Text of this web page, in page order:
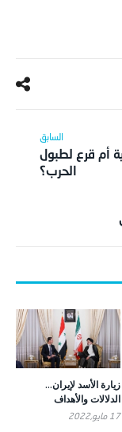
أم قرع لطبول
الحرب؟
زيارة الأسد لإيران…
الدلالات والأهداف
17 مايو,2022